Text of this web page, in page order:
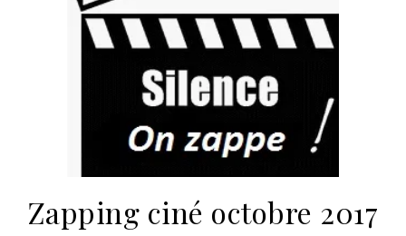
Zapping ciné octobre 2017